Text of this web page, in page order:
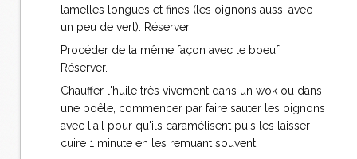
lamelles longues et fines (les oignons aussi avec
un peu de vert). Réserver.
Procéder de la même façon avec le boeuf.
Réserver.
Chauffer l'huile très vivement dans un wok ou dans
une poêle, commencer par faire sauter les oignons
avec l'ail pour qu'ils caramélisent puis les laisser
cuire 1 minute en les remuant souvent.